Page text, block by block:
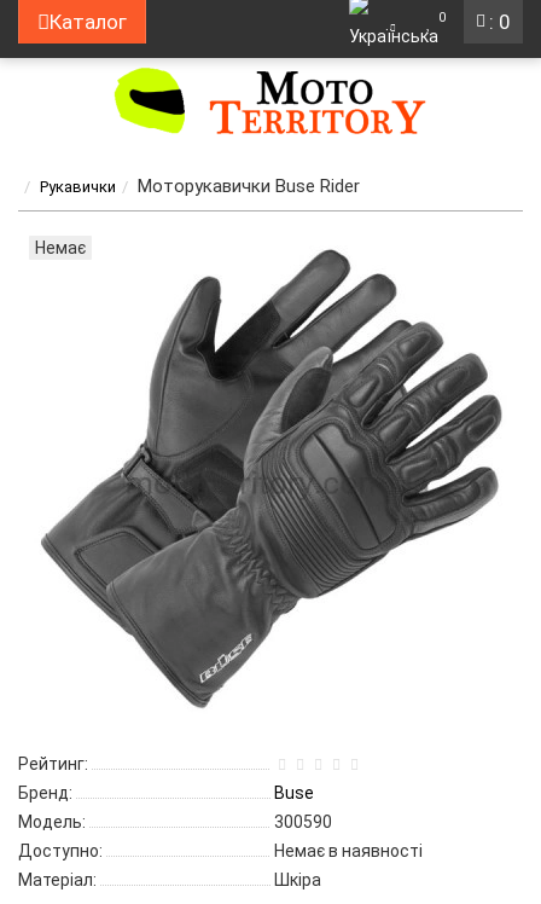
: 0
Каталог 0
Рукавички Моторукавички Buse Rider
Немає
Рейтинг:
Бренд:
Buse
Модель:
300590
Доступно:
Немає в наявності
Матеріал:
Шкіра